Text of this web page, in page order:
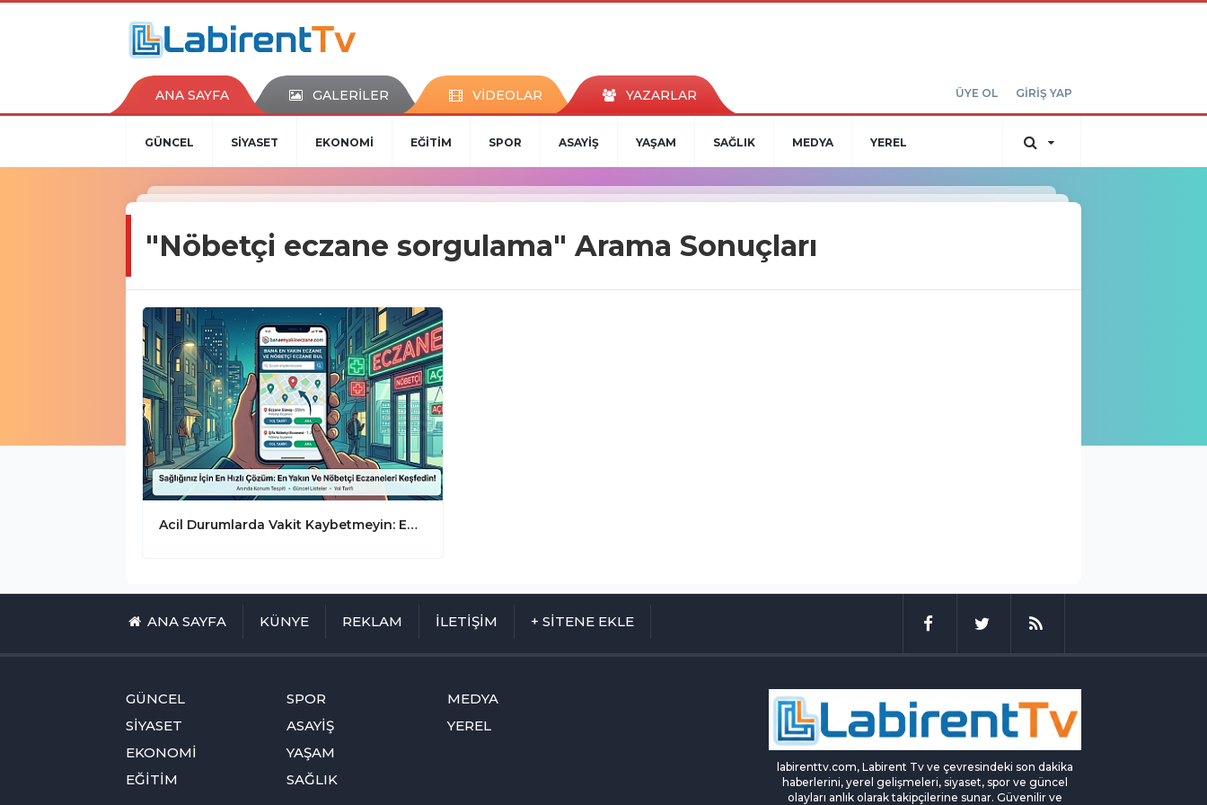
ANA SAYFA GALERİLER VİDEOLAR YAZARLAR ÜYE OL GİRİŞ YAP
GÜNCEL SİYASET EKONOMİ EĞİTİM SPOR ASAYİŞ YAŞAM SAĞLIK MEDYA YEREL
"Nöbetçi eczane sorgulama" Arama Sonuçları
Acil Durumlarda Vakit Kaybetmeyin: En Yakın Nöbetçi Eczane Bir Tık Uzağınızda!
ANA SAYFA KÜNYE REKLAM İLETİŞİM + SİTENE EKLE
GÜNCEL
SİYASET
EKONOMİ
EĞİTİM
SPOR
ASAYİŞ
YAŞAM
SAĞLIK
MEDYA
YEREL
labirenttv.com, Labirent Tv ve çevresindeki son dakika
haberlerini, yerel gelişmeleri, siyaset, spor ve güncel
olayları anlık olarak takipçilerine sunar. Güvenilir ve